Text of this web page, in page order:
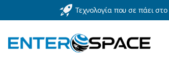
Τεχνολογία που σε πάει